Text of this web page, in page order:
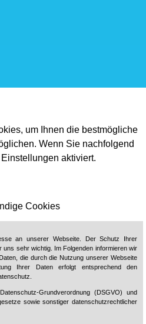
um Ihnen die bestmögliche
Wenn Sie nachfolgend
aktiviert.
Cookies
an unserer Webseite. Der Schutz Ihrer
uns sehr wichtig. Im Folgenden informieren wir
die durch die Nutzung unserer Webseite
Ihrer Daten erfolgt entsprechend den
Grundverordnung (DSGVO) und
sowie sonstiger datenschutzrechtlicher